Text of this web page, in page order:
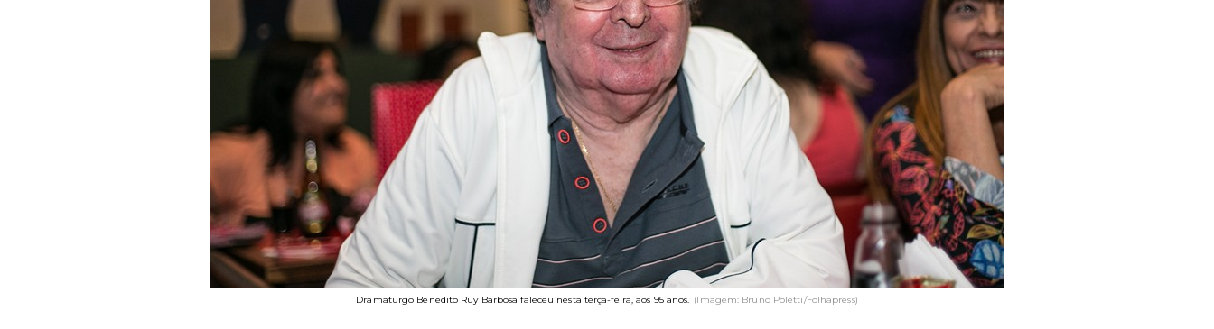
Dramaturgo Benedito Ruy Barbosa faleceu nesta terça-feira, aos 95 anos. (Imagem: Bruno Poletti/Folhapress)